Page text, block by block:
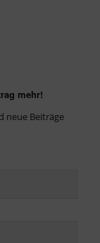
mehr!
neue Beiträge